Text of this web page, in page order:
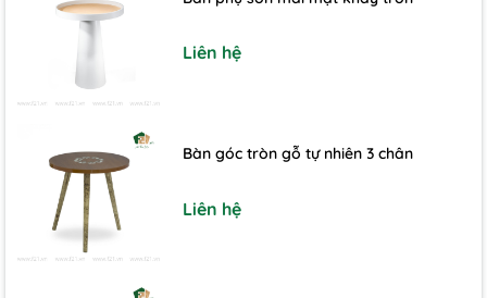
Liên hệ
Bàn góc tròn gỗ tự nhiên 3 chân
Liên hệ